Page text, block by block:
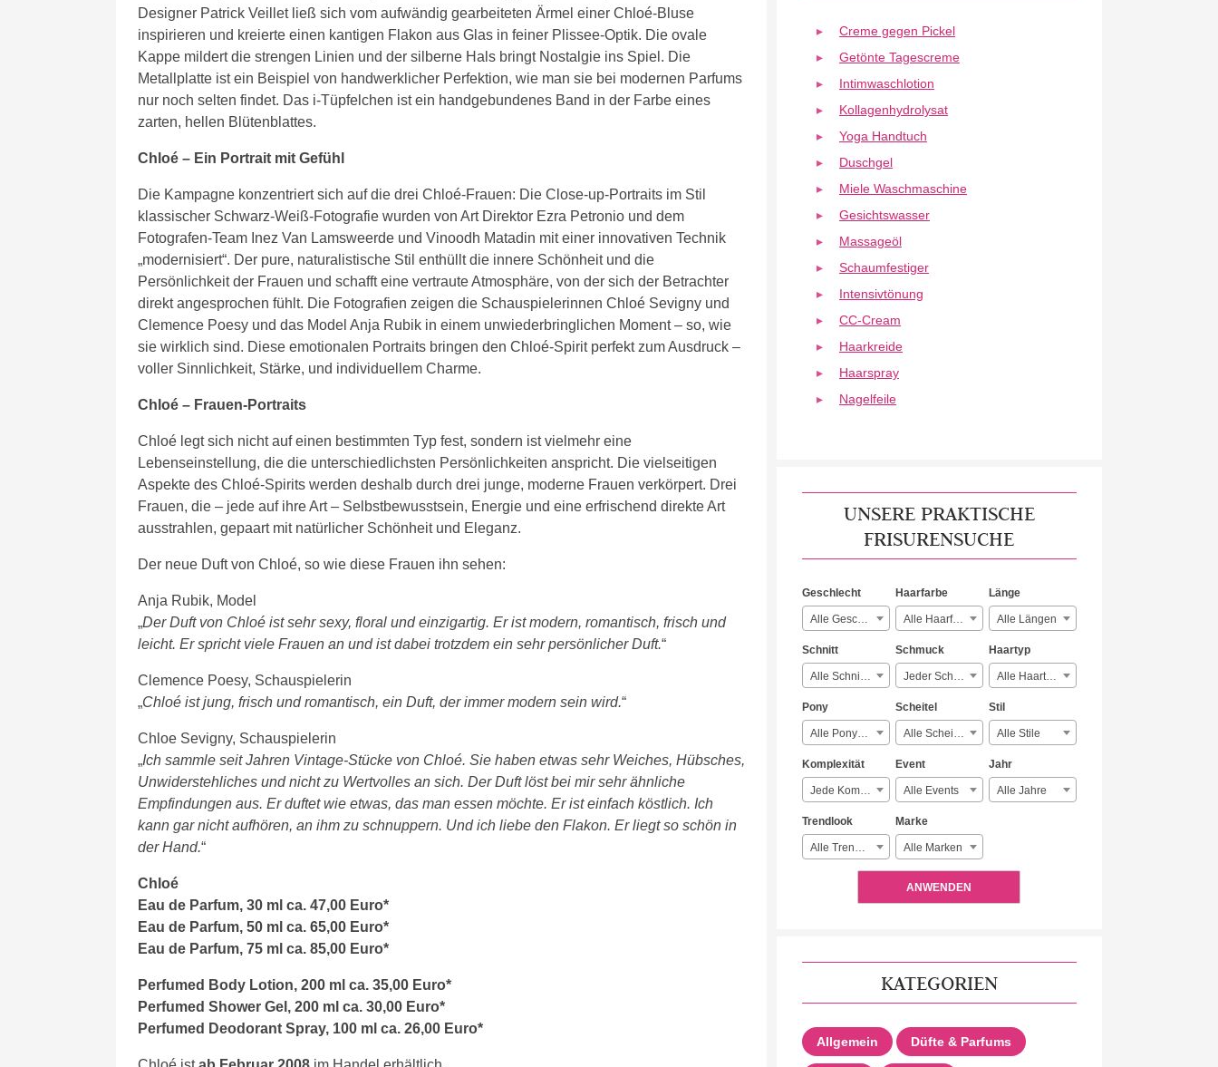
Designer Patrick Veillet ließ sich vom aufwändig gearbeiteten Ärmel einer Chloé-Bluse
inspirieren und kreierte einen kantigen Flakon aus Glas in feiner Plissee-Optik. Die ovale
Kappe mildert die strengen Linien und der silberne Hals bringt Nostalgie ins Spiel. Die
Metallplatte ist ein Beispiel von handwerklicher Perfektion, wie man sie bei modernen Parfums
nur noch selten findet. Das i-Tüpfelchen ist ein handgebundenes Band in der Farbe eines
zarten, hellen Blütenblattes.
Chloé – Ein Portrait mit Gefühl
Die Kampagne konzentriert sich auf die drei Chloé-Frauen: Die Close-up-Portraits im Stil
klassischer Schwarz-Weiß-Fotografie wurden von Art Direktor Ezra Petronio und dem
Fotografen-Team Inez Van Lamsweerde und Vinoodh Matadin mit einer innovativen Technik
„modernisiert“. Der pure, naturalistische Stil enthüllt die innere Schönheit und die
Persönlichkeit der Frauen und schafft eine vertraute Atmosphäre, von der sich der Betrachter
direkt angesprochen fühlt. Die Fotografien zeigen die Schauspielerinnen Chloé Sevigny und
Clemence Poesy und das Model Anja Rubik in einem unwiederbringlichen Moment – so, wie
sie wirklich sind. Diese emotionalen Portraits bringen den Chloé-Spirit perfekt zum Ausdruck –
voller Sinnlichkeit, Stärke, und individuellem Charme.
Chloé – Frauen-Portraits
Chloé legt sich nicht auf einen bestimmten Typ fest, sondern ist vielmehr eine
Lebenseinstellung, die die unterschiedlichsten Persönlichkeiten anspricht. Die vielseitigen
Aspekte des Chloé-Spirits werden deshalb durch drei junge, moderne Frauen verkörpert. Drei
Frauen, die – jede auf ihre Art – Selbstbewusstsein, Energie und eine erfrischend direkte Art
ausstrahlen, gepaart mit natürlicher Schönheit und Eleganz.
Der neue Duft von Chloé, so wie diese Frauen ihn sehen:
Anja Rubik, Model
„Der Duft von Chloé ist sehr sexy, floral und einzigartig. Er ist modern, romantisch, frisch und
leicht. Er spricht viele Frauen an und ist dabei trotzdem ein sehr persönlicher Duft.“
Clemence Poesy, Schauspielerin
„Chloé ist jung, frisch und romantisch, ein Duft, der immer modern sein wird.“
Chloe Sevigny, Schauspielerin
„Ich sammle seit Jahren Vintage-Stücke von Chloé. Sie haben etwas sehr Weiches, Hübsches,
Unwiderstehliches und nicht zu Wertvolles an sich. Der Duft löst bei mir sehr ähnliche
Empfindungen aus. Er duftet wie etwas, das man essen möchte. Er ist einfach köstlich. Ich
kann gar nicht aufhören, an ihm zu schnuppern. Und ich liebe den Flakon. Er liegt so schön in
der Hand.“
Chloé
Eau de Parfum, 30 ml ca. 47,00 Euro*
Eau de Parfum, 50 ml ca. 65,00 Euro*
Eau de Parfum, 75 ml ca. 85,00 Euro*
Perfumed Body Lotion, 200 ml ca. 35,00 Euro*
Perfumed Shower Gel, 200 ml ca. 30,00 Euro*
Perfumed Deodorant Spray, 100 ml ca. 26,00 Euro*
Creme gegen Pickel
Getönte Tagescreme
Intimwaschlotion
Kollagenhydrolysat
Yoga Handtuch
Duschgel
Miele Waschmaschine
Gesichtswasser
Massageöl
Schaumfestiger
Intensivtönung
CC-Cream
Haarkreide
Haarspray
Nagelfeile
UNSERE PRAKTISCHE
FRISURENSUCHE
Geschlecht
Alle Geschlechter
Haarfarbe
Alle Haarfarben
Länge
Alle Längen
Schnitt
Alle Schnitte
Schmuck
Jeder Schmuck
Haartyp
Alle Haartypen
Pony
Alle Ponyarten
Scheitel
Alle Scheitelarten
Stil
Alle Stile
Komplexität
Jede Komplexität
Event
Alle Events
Jahr
Alle Jahre
Trendlook
Alle Trendlooks
Marke
Alle Marken
ANWENDEN
KATEGORIEN
Allgemein Düfte & Parfums